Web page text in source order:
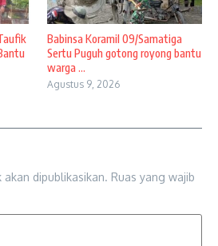
Babinsa Koramil 09/Samatiga
Sertu Puguh gotong royong bantu
warga ...
Agustus 9, 2026
dipublikasikan. Ruas yang wajib